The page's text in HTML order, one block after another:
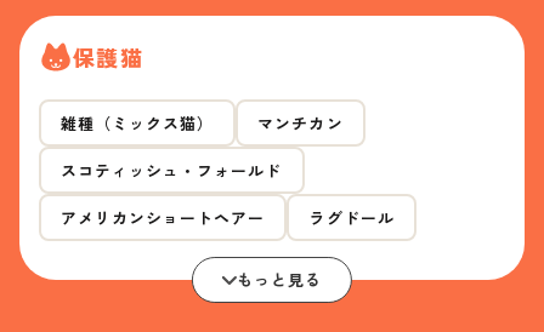
保護猫
雑種（ミックス猫） マンチカン
スコティッシュ・フォールド
アメリカンショートヘアー ラグドール
もっと見る